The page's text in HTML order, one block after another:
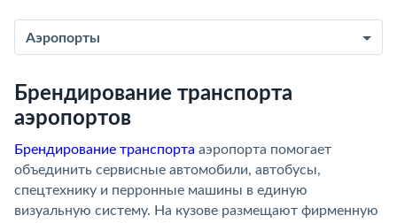
Аэропорты
Брендирование транспорта
аэропортов
Брендирование транспорта аэропорта помогает
объединить сервисные автомобили, автобусы,
спецтехнику и перронные машины в единую
визуальную систему. На кузове размещают фирменную